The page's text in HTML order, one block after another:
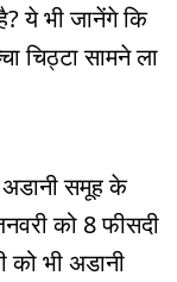
ये भी जानेंगे कि
चिठ्टा सामने ला
अडानी समूह के
को 8 फीसदी
भी अडानी